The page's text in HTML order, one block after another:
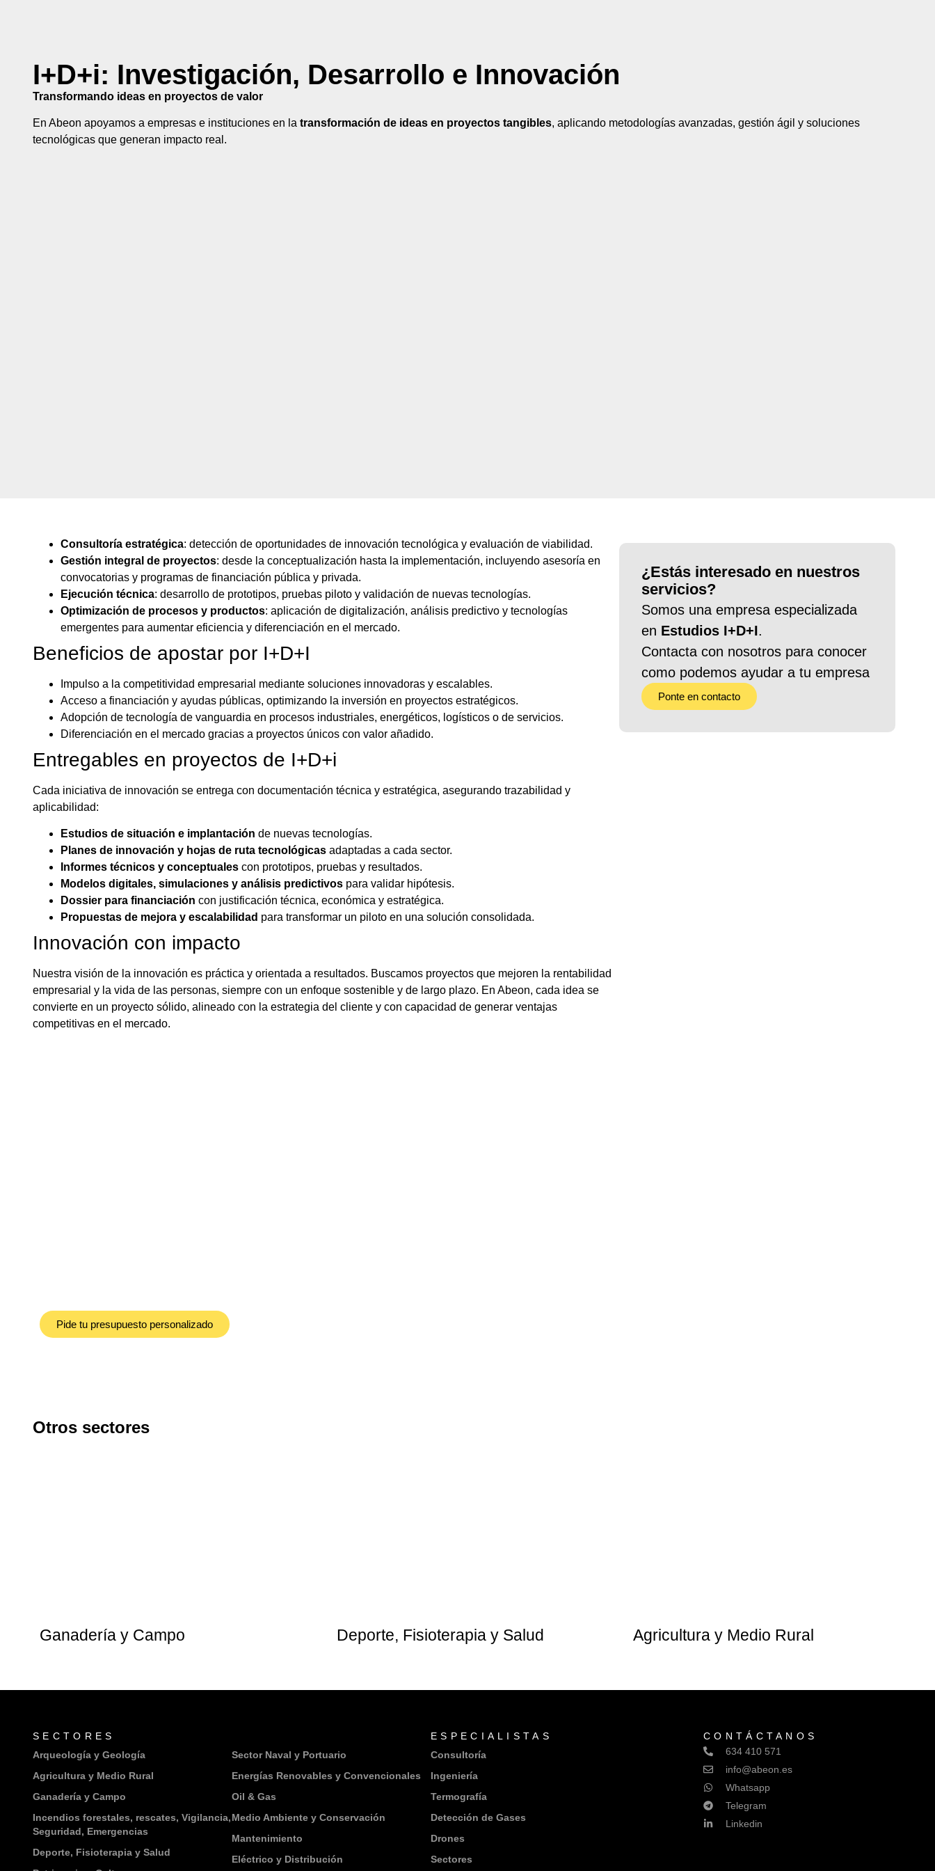
I+D+i: Investigación, Desarrollo e Innovación
Transformando ideas en proyectos de valor
En Abeon apoyamos a empresas e instituciones en la transformación de ideas en proyectos tangibles, aplicando metodologías avanzadas, gestión ágil y soluciones
tecnológicas que generan impacto real.
Consultoría estratégica: detección de oportunidades de innovación tecnológica y evaluación de viabilidad.
Gestión integral de proyectos: desde la conceptualización hasta la implementación, incluyendo asesoría en
convocatorias y programas de financiación pública y privada.
Ejecución técnica: desarrollo de prototipos, pruebas piloto y validación de nuevas tecnologías.
Optimización de procesos y productos: aplicación de digitalización, análisis predictivo y tecnologías
emergentes para aumentar eficiencia y diferenciación en el mercado.
Beneficios de apostar por I+D+I
Impulso a la competitividad empresarial mediante soluciones innovadoras y escalables.
Acceso a financiación y ayudas públicas, optimizando la inversión en proyectos estratégicos.
Adopción de tecnología de vanguardia en procesos industriales, energéticos, logísticos o de servicios.
Diferenciación en el mercado gracias a proyectos únicos con valor añadido.
Entregables en proyectos de I+D+i
Cada iniciativa de innovación se entrega con documentación técnica y estratégica, asegurando trazabilidad y
aplicabilidad:
Estudios de situación e implantación de nuevas tecnologías.
Planes de innovación y hojas de ruta tecnológicas adaptadas a cada sector.
Informes técnicos y conceptuales con prototipos, pruebas y resultados.
Modelos digitales, simulaciones y análisis predictivos para validar hipótesis.
Dossier para financiación con justificación técnica, económica y estratégica.
Propuestas de mejora y escalabilidad para transformar un piloto en una solución consolidada.
Innovación con impacto
Nuestra visión de la innovación es práctica y orientada a resultados. Buscamos proyectos que mejoren la rentabilidad
empresarial y la vida de las personas, siempre con un enfoque sostenible y de largo plazo. En Abeon, cada idea se
convierte en un proyecto sólido, alineado con la estrategia del cliente y con capacidad de generar ventajas
competitivas en el mercado.
¿Estás interesado en nuestros
servicios?
Somos una empresa especializada
en Estudios I+D+I.
Contacta con nosotros para conocer
como podemos ayudar a tu empresa
Ponte en contacto
Pide tu presupuesto personalizado
Otros sectores
Ganadería y Campo Deporte, Fisioterapia y Salud Agricultura y Medio Rural
SECTORES
Arqueología y Geología
Agricultura y Medio Rural
Ganadería y Campo
Incendios forestales, rescates, Vigilancia,
Seguridad, Emergencias
Deporte, Fisioterapia y Salud
Sector Naval y Portuario
Energías Renovables y Convencionales
Oil & Gas
Medio Ambiente y Conservación
Mantenimiento
Eléctrico y Distribución
ESPECIALISTAS
Consultoría
Ingeniería
Termografía
Detección de Gases
Drones
Sectores
CONTÁCTANOS
634 410 571
info@abeon.es
Whatsapp
Telegram
Linkedin